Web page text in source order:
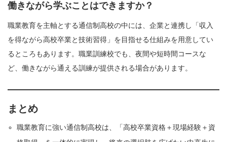
働きながら学ぶことはできますか？
職業教育を主軸とする通信制高校の中には、企業と連携し「収入
を得ながら高校卒業と技術習得」を目指せる仕組みを用意してい
るところもあります。職業訓練校でも、夜間や短時間コースな
ど、働きながら通える訓練が提供される場合があります。
まとめ
職業教育に強い通信制高校は、「高校卒業資格＋現場経験＋資